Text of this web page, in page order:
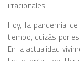
irracionales.
Hoy, la pandemia
tiempo, quizás por
En la actualidad